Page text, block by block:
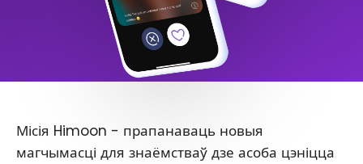
Місія Himoon - прапанаваць новыя
магчымасці для знаёмстваў дзе асоба цэніцца